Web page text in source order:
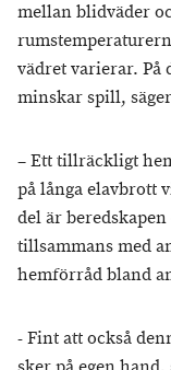
mellan blidväder
vädret varierar. På
minskar spill,
– Ett tillräckligt
på långa elavbrott
del är
tillsammans med
hemförråd bland
- Fint att också